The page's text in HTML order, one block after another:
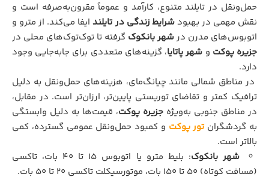
حمل‌ونقل در تایلند متنوع، کارآمد و عموماً مقرون‌به‌صرفه است و
نقش مهمی در بهبودشرایط زندگی در تایلندایفا می‌کند. از مترو و
اتوبوس‌های مدرن درشهر بانکوک گرفته تا توک‌توک‌های محلی در
جزیره پوکت و شهر پاتایا، گزینه‌های متعددی برای جابه‌جایی وجود
دارد.
در مناطق شمالی مانند چیانگ‌مای، هزینه‌های حمل‌ونقل به دلیل
ترافیک کمتر و تقاضای توریستی پایین‌تر، ارزان‌تر است. در مقابل،
در مناطق جنوبی به‌ویژه جزیره پوکت، قیمت‌ها به دلیل وابستگی
به گردشگرانتور پوکت و کمبود حمل‌ونقل عمومی گسترده، کمی
بالاتر است.
شهر بانکوک
: بلیط مترو یا اتوبوس ۱۵ تا ۴۰ بات، تاکسی
(مسافت کوتاه) ۵۰ تا ۱۵۰ بات، موتورسیکلت تاکسی ۲۰ تا ۵۰ بات.